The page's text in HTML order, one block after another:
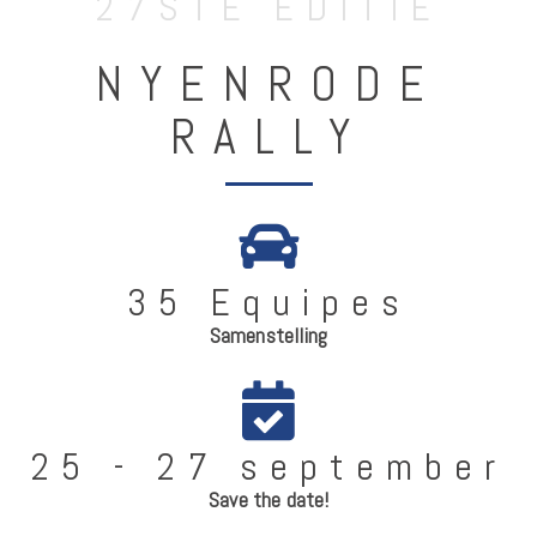
NYENRODE
RALLY
35 Equipes
Samenstelling
25 - 27 september
Save the date!